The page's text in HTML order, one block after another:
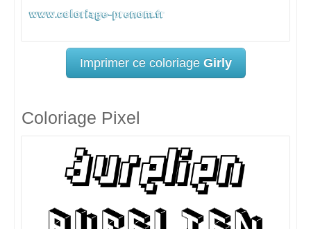
Imprimer ce coloriage Girly
Coloriage Pixel